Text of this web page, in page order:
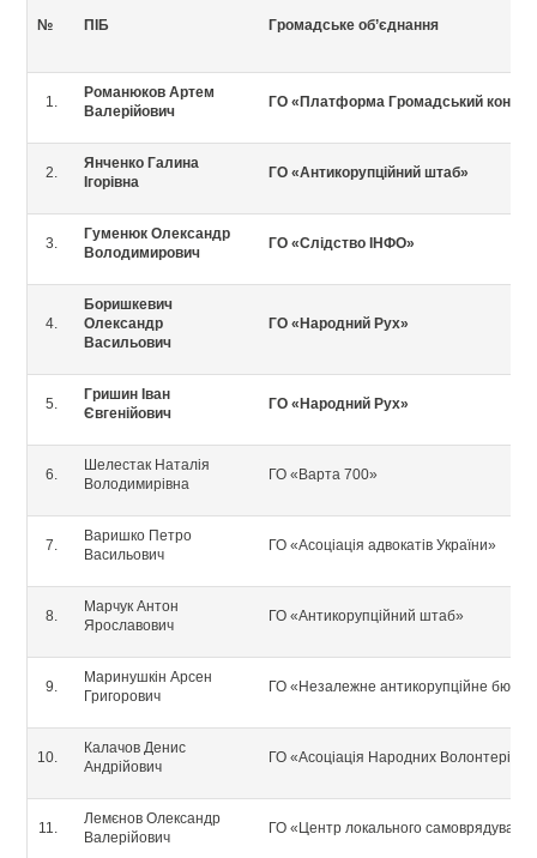
№ ПІБ Громадське об’єднання
Романюков Артем
Валерійович
ГО «Платформа Громадський
Янченко Галина
Ігорівна
ГО «Антикорупційний штаб»
Гуменюк Олександр
Володимирович
ГО «Слідство ІНФО»
Боришкевич
Олександр
Васильович
ГО «Народний Рух»
Гришин Іван
Євгенійович
ГО «Народний Рух»
Шелестак Наталія
Володимирівна
ГО «Варта 700»
Варишко Петро
Васильович
ГО «Асоціація адвокатів України»
Марчук Антон
Ярославович
ГО «Антикорупційний штаб»
Маринушкін Арсен
Григорович
ГО «Незалежне антикорупційне бюро
Калачов Денис
Андрійович
ГО «Асоціація Народних Волонтерів
Лемєнов Олександр
Валерійович
ГО «Центр локального